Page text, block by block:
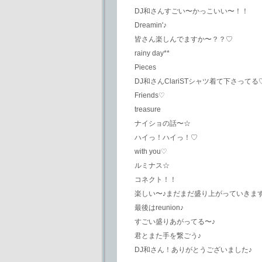
DJ和さんすごい〜かっこいい〜！！
Dreamin'♪
皆さん楽しんでますか〜？？♡
rainy day**
Pieces
DJ和さんClariSTシャツ着て下さって
Friends♡
treasure
ナイショの話〜☆
ハイっ！ハイっ！♡
with you♡
ルミナス☆
コネクト！！
楽しい〜♪まだまだ盛り上がっていきま
最後はreunion♪
すごい盛りあがってる〜♪
君とまた手を繋ごう♪
DJ和さん！ありがとうございました♪